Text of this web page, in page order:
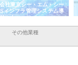
社東京シー・エム・シー
インフラ管理システム導
ット
その他業種